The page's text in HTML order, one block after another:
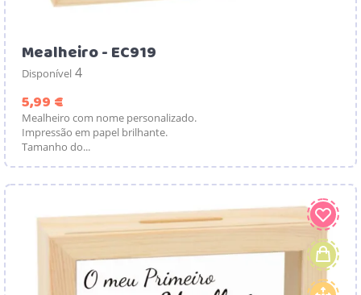
Mealheiro - EC919
Disponível 4
5,99 €
Mealheiro com nome personalizado.
Impressão em papel brilhante.
Tamanho do...